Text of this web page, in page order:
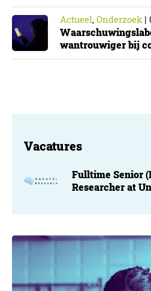
Actueel, Onderzoek|
wantrouwiger bij
Vacatures
Fulltime Senior
Researcher at